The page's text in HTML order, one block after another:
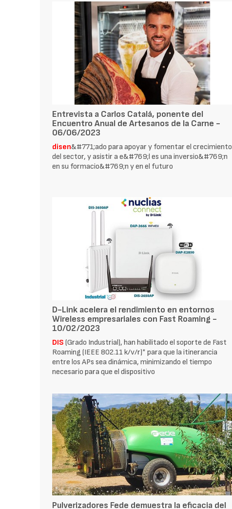
Entrevista a Carlos Catalá, ponente del
Encuentro Anual de Artesanos de la Carne -
06/06/2023
disen&#771;ado para apoyar y fomentar el crecimiento
del sector, y asistir a e&#769;l es una inversio&#769;n
en su formacio&#769;n y en el futuro
D-Link acelera el rendimiento en entornos
Wireless empresariales con Fast Roaming -
10/02/2023
DIS (Grado Industrial), han habilitado el soporte de Fast
Roaming (IEEE 802.11 k/v/r)* para que la itinerancia
entre los APs sea dinámica, minimizando el tiempo
necesario para que el dispositivo
Pulverizadores Fede demuestra la eficacia del